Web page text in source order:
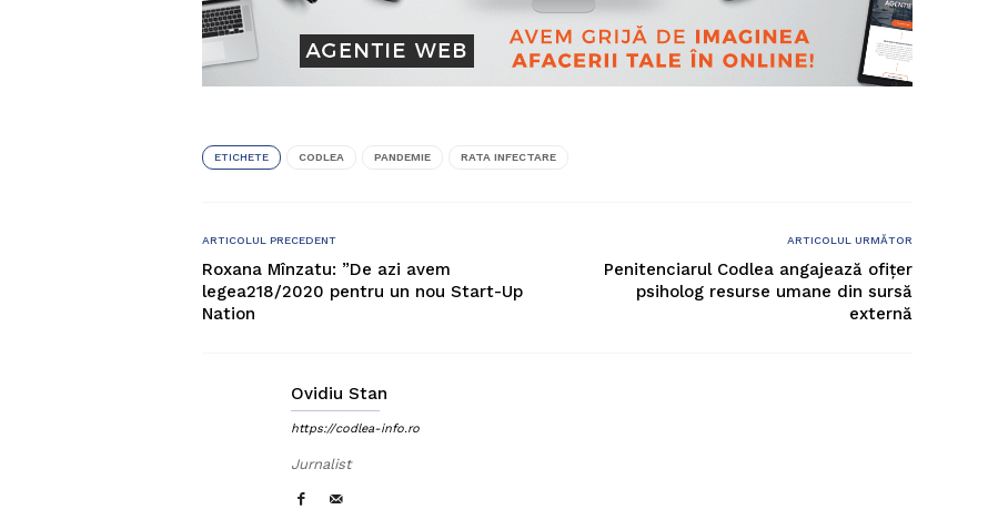
ETICHETE CODLEA PANDEMIE RATA INFECTARE
ARTICOLUL PRECEDENT
Roxana Mînzatu: ”De azi avem
legea218/2020 pentru un nou Start-Up
Nation
ARTICOLUL URMĂTOR
Penitenciarul Codlea angajează ofițer
psiholog resurse umane din sursă
externă
Ovidiu Stan
https://codlea-info.ro
Jurnalist